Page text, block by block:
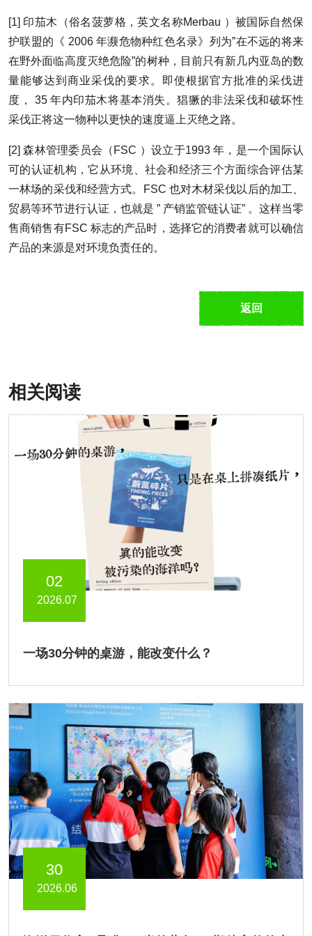
[1] 印茄木（俗名菠萝格，英文名称Merbau ）被国际自然保
护联盟的《 2006 年濒危物种红色名录》列为”在不远的将来
在野外面临高度灭绝危险”的树种，目前只有新几内亚岛的数
量能够达到商业采伐的要求。即使根据官方批准的采伐进
度， 35 年内印茄木将基本消失。猖獗的非法采伐和破坏性
采伐正将这一物种以更快的速度逼上灭绝之路。
[2] 森林管理委员会（FSC ）设立于1993 年，是一个国际认
可的认证机构，它从环境、社会和经济三个方面综合评估某
一林场的采伐和经营方式。FSC 也对木材采伐以后的加工、
贸易等环节进行认证，也就是 ” 产销监管链认证” 。这样当零
售商销售有FSC 标志的产品时，选择它的消费者就可以确信
产品的来源是对环境负责任的。
返回
相关阅读
02
2026.07
一场30分钟的桌游，能改变什么？
30
2026.06